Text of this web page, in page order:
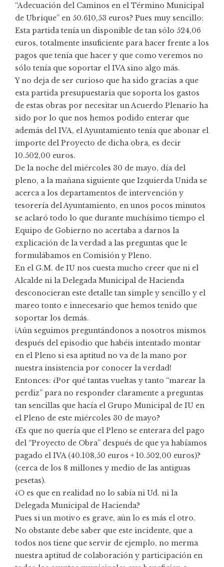
“Adecuación del Caminos en el Término Municipal
de Ubrique” en 50.610,53 euros? Pues muy sencillo:
Esta partida tenía un disponible de tan sólo 524,06
euros, totalmente insuficiente para hacer frente a los
pagos que tenía que hacer y que como veremos no
sólo tenía que soportar el IVA sino algo más.
Y no deja de ser curioso que ha sido gracias a que
esta partida presupuestaria que soporta los gastos
de estas obras por necesitar un Acuerdo Plenario ha
sido por lo que nos hemos podido enterar que
además del IVA, el Ayuntamiento tenía que abonar el
importe del Proyecto de dicha obra, es decir
10.502,00 euros.
De la noche del miércoles 30 de mayo, día del
pleno, a la mañana siguiente que Izquierda Unida se
acerca a los departamentos de intervención y
tesorería del Ayuntamiento, en unos pocos minutos
se aclaró todo lo que durante muchísimo tiempo el
Equipo de Gobierno no acertaba a darnos la
explicación de la verdad a las preguntas que le
formulábamos en Comisión y Pleno.
En el G.M. de IU nos cuesta mucho creer que ni el
Alcalde ni la Delegada Municipal de Hacienda
desconocieran este detalle tan simple y sencillo y el
mareo tonto e innecesario que hemos tenido que
soportar los demás.
¡Aún seguimos preguntándonos a nosotros mismos
después del episodio que habéis intentado montar
en el Pleno si esa aptitud no va de la mano por
nuestra insistencia por conocer la verdad!
Entonces: ¿Por qué tantas vueltas y tanto “marear la
perdiz” para no responder claramente a preguntas
tan sencillas que hacía el Grupo Municipal de IU en
el Pleno de este miércoles 30 de mayo?
¿Es que no quería que el Pleno se enterara del pago
del “Proyecto de Obra” después de que ya habíamos
pagado el IVA (40.108,50 euros + 10.502,00 euros)?
(cerca de los 8 millones y medio de las antiguas
pesetas).
¿O es que en realidad no lo sabía ni Ud. ni la
Delegada Municipal de Hacienda?
Pues si un motivo es grave, aún lo es más el otro.
No obstante debe saber que este incidente, que a
todos nos tiene que servir de ejemplo, no merma
nuestra aptitud de colaboración y participación en